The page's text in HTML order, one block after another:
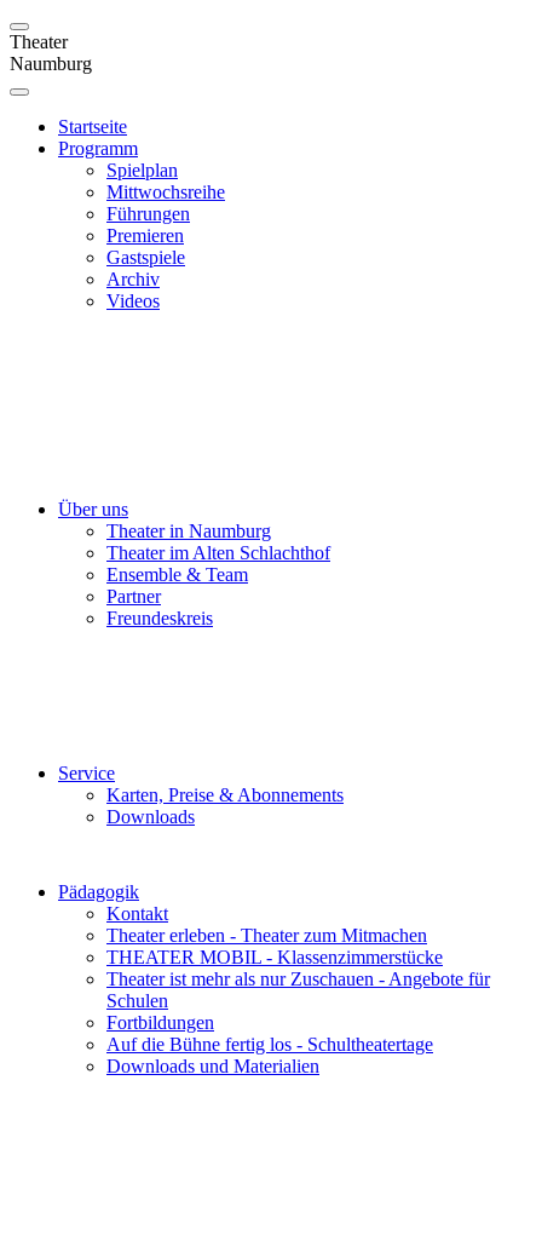
Theater
Naumburg
Startseite
Programm
Spielplan
Mittwochsreihe
Führungen
Premieren
Gastspiele
Archiv
Videos
Über uns
Theater in Naumburg
Theater im Alten Schlachthof
Ensemble & Team
Partner
Freundeskreis
Service
Karten, Preise & Abonnements
Downloads
Pädagogik
Kontakt
Theater erleben - Theater zum Mitmachen
THEATER MOBIL - Klassenzimmerstücke
Theater ist mehr als nur Zuschauen - Angebote für
Schulen
Fortbildungen
Auf die Bühne fertig los - Schultheatertage
Downloads und Materialien